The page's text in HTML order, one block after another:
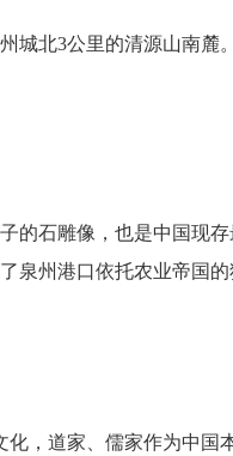
城北3公里的清源山南麓。
的石雕像，也是中国现存
泉州港口依托农业帝国
，道家、儒家作为中国